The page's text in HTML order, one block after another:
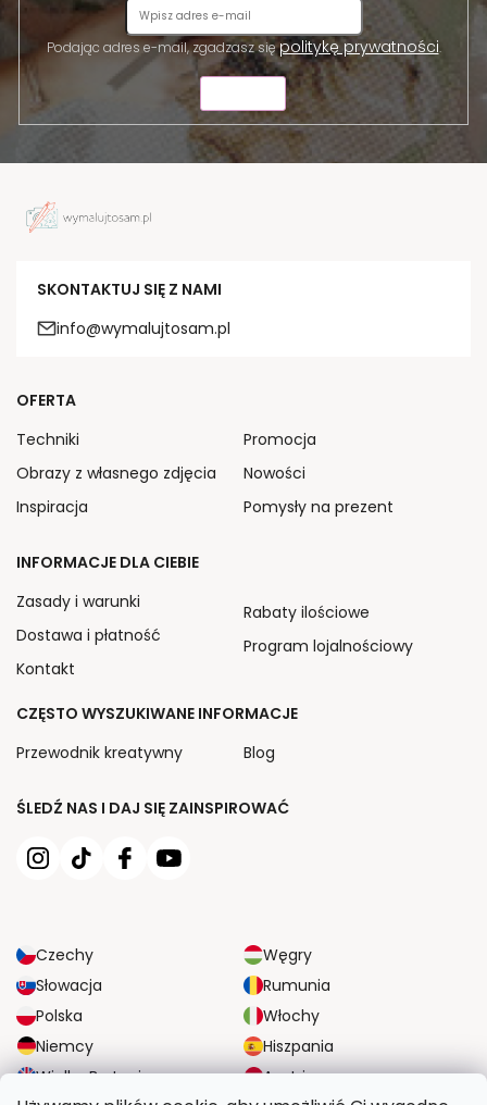
Podając adres e-mail, zgadzasz siępolitykę prywatności.
SKONTAKTUJ SIĘ Z NAMI
info@wymalujtosam.pl
ŚLEDŹ NAS I DAJ SIĘ ZAINSPIROWAĆ
Czechy
Węgry
Słowacja
Rumunia
Polska
Włochy
Niemcy
Hiszpania
Wielka Brytania
Austria
OFERTA
Techniki
Obrazy z własnego zdjęcia
Inspiracja
Promocja
Nowości
Pomysły na prezent
INFORMACJE DLA CIEBIE
Zasady i warunki
Dostawa i płatność
Kontakt
Rabaty ilościowe
Program lojalnościowy
CZĘSTO WYSZUKIWANE INFORMACJE
Przewodnik kreatywny
Blog